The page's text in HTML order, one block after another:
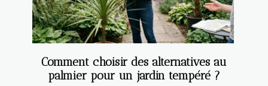
Comment choisir des alternatives au
palmier pour un jardin tempéré ?